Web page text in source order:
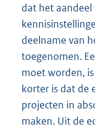
dat het aandeel
deelname van
toegenomen.
moet worden,
korter is dat de
projecten in
maken. Uit de